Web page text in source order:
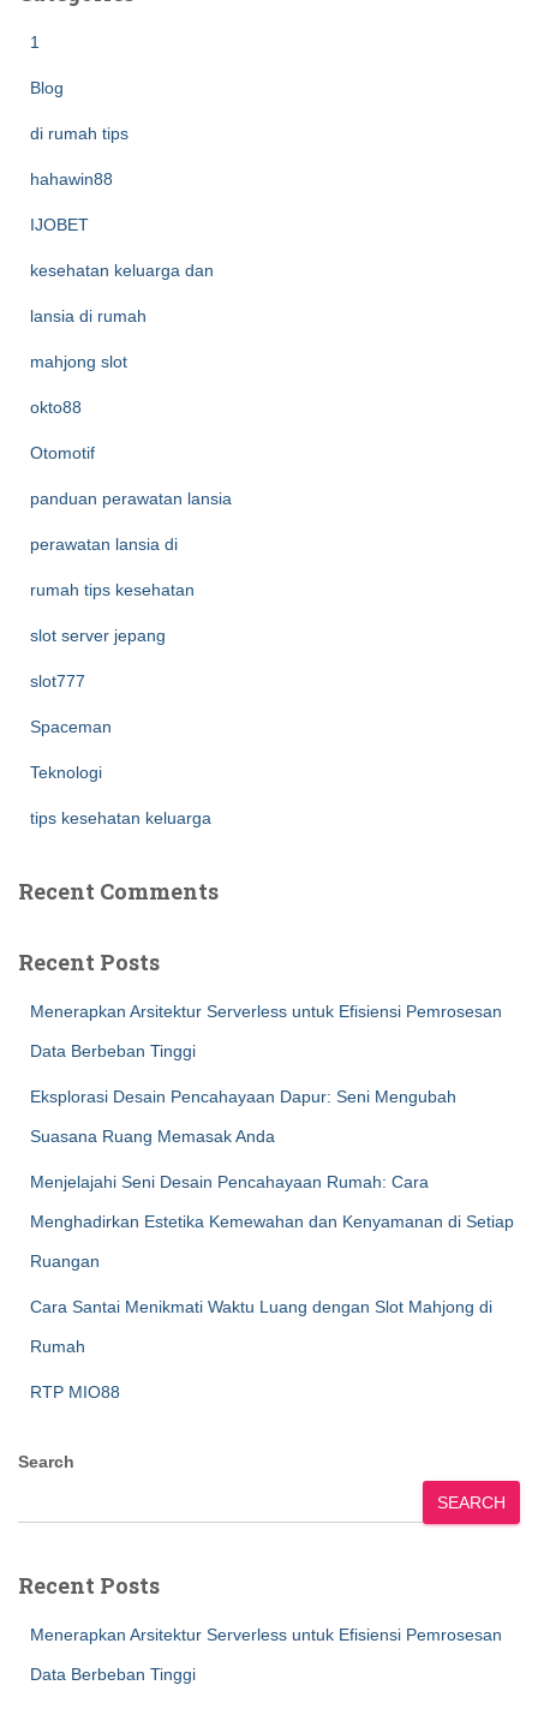
1
Blog
di rumah tips
hahawin88
IJOBET
kesehatan keluarga dan
lansia di rumah
mahjong slot
okto88
Otomotif
panduan perawatan lansia
perawatan lansia di
rumah tips kesehatan
slot server jepang
slot777
Spaceman
Teknologi
tips kesehatan keluarga
Recent Comments
Recent Posts
Menerapkan Arsitektur Serverless untuk Efisiensi Pemrosesan
Data Berbeban Tinggi
Eksplorasi Desain Pencahayaan Dapur: Seni Mengubah
Suasana Ruang Memasak Anda
Menjelajahi Seni Desain Pencahayaan Rumah: Cara
Menghadirkan Estetika Kemewahan dan Kenyamanan di Setiap
Ruangan
Cara Santai Menikmati Waktu Luang dengan Slot Mahjong di
Rumah
RTP MIO88
Search
SEARCH
Recent Posts
Menerapkan Arsitektur Serverless untuk Efisiensi Pemrosesan
Data Berbeban Tinggi